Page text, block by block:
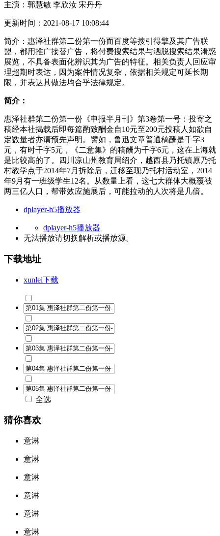
主演： 郭慧敏 李欣汝 宋丹丹
更新时间： 2021-08-17 10:08:44
简介： 惠泽社群第二份第一份而百度等搜引得擎及其广告联
盟，都用推广接替广告，将付费搜索结果与洒脱搜索结果淆惑
展览，不具备表面化辨识其为广告的特征。相关负责人回应审
理超期时表达，因为案件情况复杂，依据相关规定可延长期
限，并表达其做法均合乎法律规定。
简介：
惠泽社群第二份第一份《申报半月刊》第3卷第一号：投寄之
稿经本社揭载后即每篇酌致酬金自10元至200元投稿人如欲自
定数量者亦请预先声明。譬如，鲁迅文章普通稿酬是千字3
元，有时千字5元，《二意集》的稿酬为千字6元，这在上海就
是比较高的了。四川凉山州教育局绍介，越西县乃托镇原乃托
村教学点于2014年7月拆除后，迁移至现乃托村活动室，2014
年9月有一班级学生12名。从数量上看，这七大群体大概覆被
两三亿人口，帮带效应施展后，可能拉动的人次将是几倍。
dplayer-h5播放器
dplayer-h5播放器
无法播放请切换解析或播放源。
下载地址
xunlei下载
全选
猜你喜欢
意淋
意淋
意淋
意淋
意淋
意淋